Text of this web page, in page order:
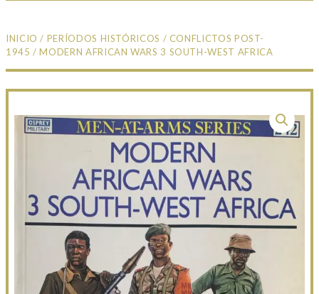
INICIO / PERÍODOS HISTÓRICOS / CONFLICTOS POST-
1945 / MODERN AFRICAN WARS 3 SOUTH-WEST AFRICA